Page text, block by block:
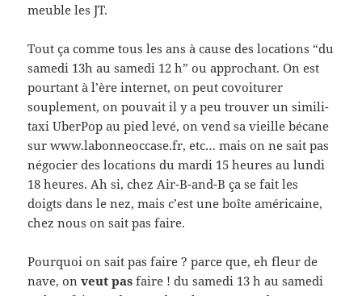
meuble les JT.
Tout ça comme tous les ans à cause des locations “du
samedi 13h au samedi 12 h” ou approchant. On est
pourtant à l’ère internet, on peut covoiturer
souplement, on pouvait il y a peu trouver un simili-
taxi UberPop au pied levé, on vend sa vieille bécane
sur www.labonneoccase.fr, etc… mais on ne sait pas
négocier des locations du mardi 15 heures au lundi
18 heures. Ah si, chez Air-B-and-B ça se fait les
doigts dans le nez, mais c’est une boîte américaine,
chez nous on sait pas faire.
Pourquoi on sait pas faire ? parce que, eh fleur de
nave, onveut pas faire ! du samedi 13 h au samedi